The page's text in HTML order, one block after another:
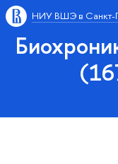
НИУ ВШЭ в Санкт-